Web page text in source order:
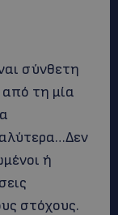
σύνθετη
από τη μία
ή
στόχους.